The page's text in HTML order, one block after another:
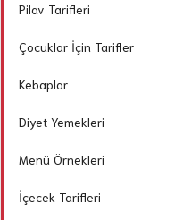
Pilav Tarifleri
Çocuklar İçin Tarifler
Kebaplar
Diyet Yemekleri
Menü Örnekleri
İçecek Tarifleri